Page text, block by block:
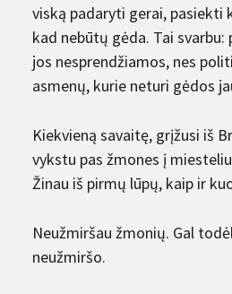
viską padaryti gerai,
kad nebūtų gėda. Tai svarbu:
jos nesprendžiamos, nes
asmenų, kurie neturi gėdos
Kiekvieną savaitę, grįžusi iš
vykstu pas žmones į
Žinau iš pirmų lūpų, kaip ir
Neužmiršau žmonių. Gal
neužmiršo.